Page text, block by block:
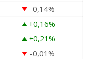
–0,14%
+0,16%
+0,21%
–0,01%